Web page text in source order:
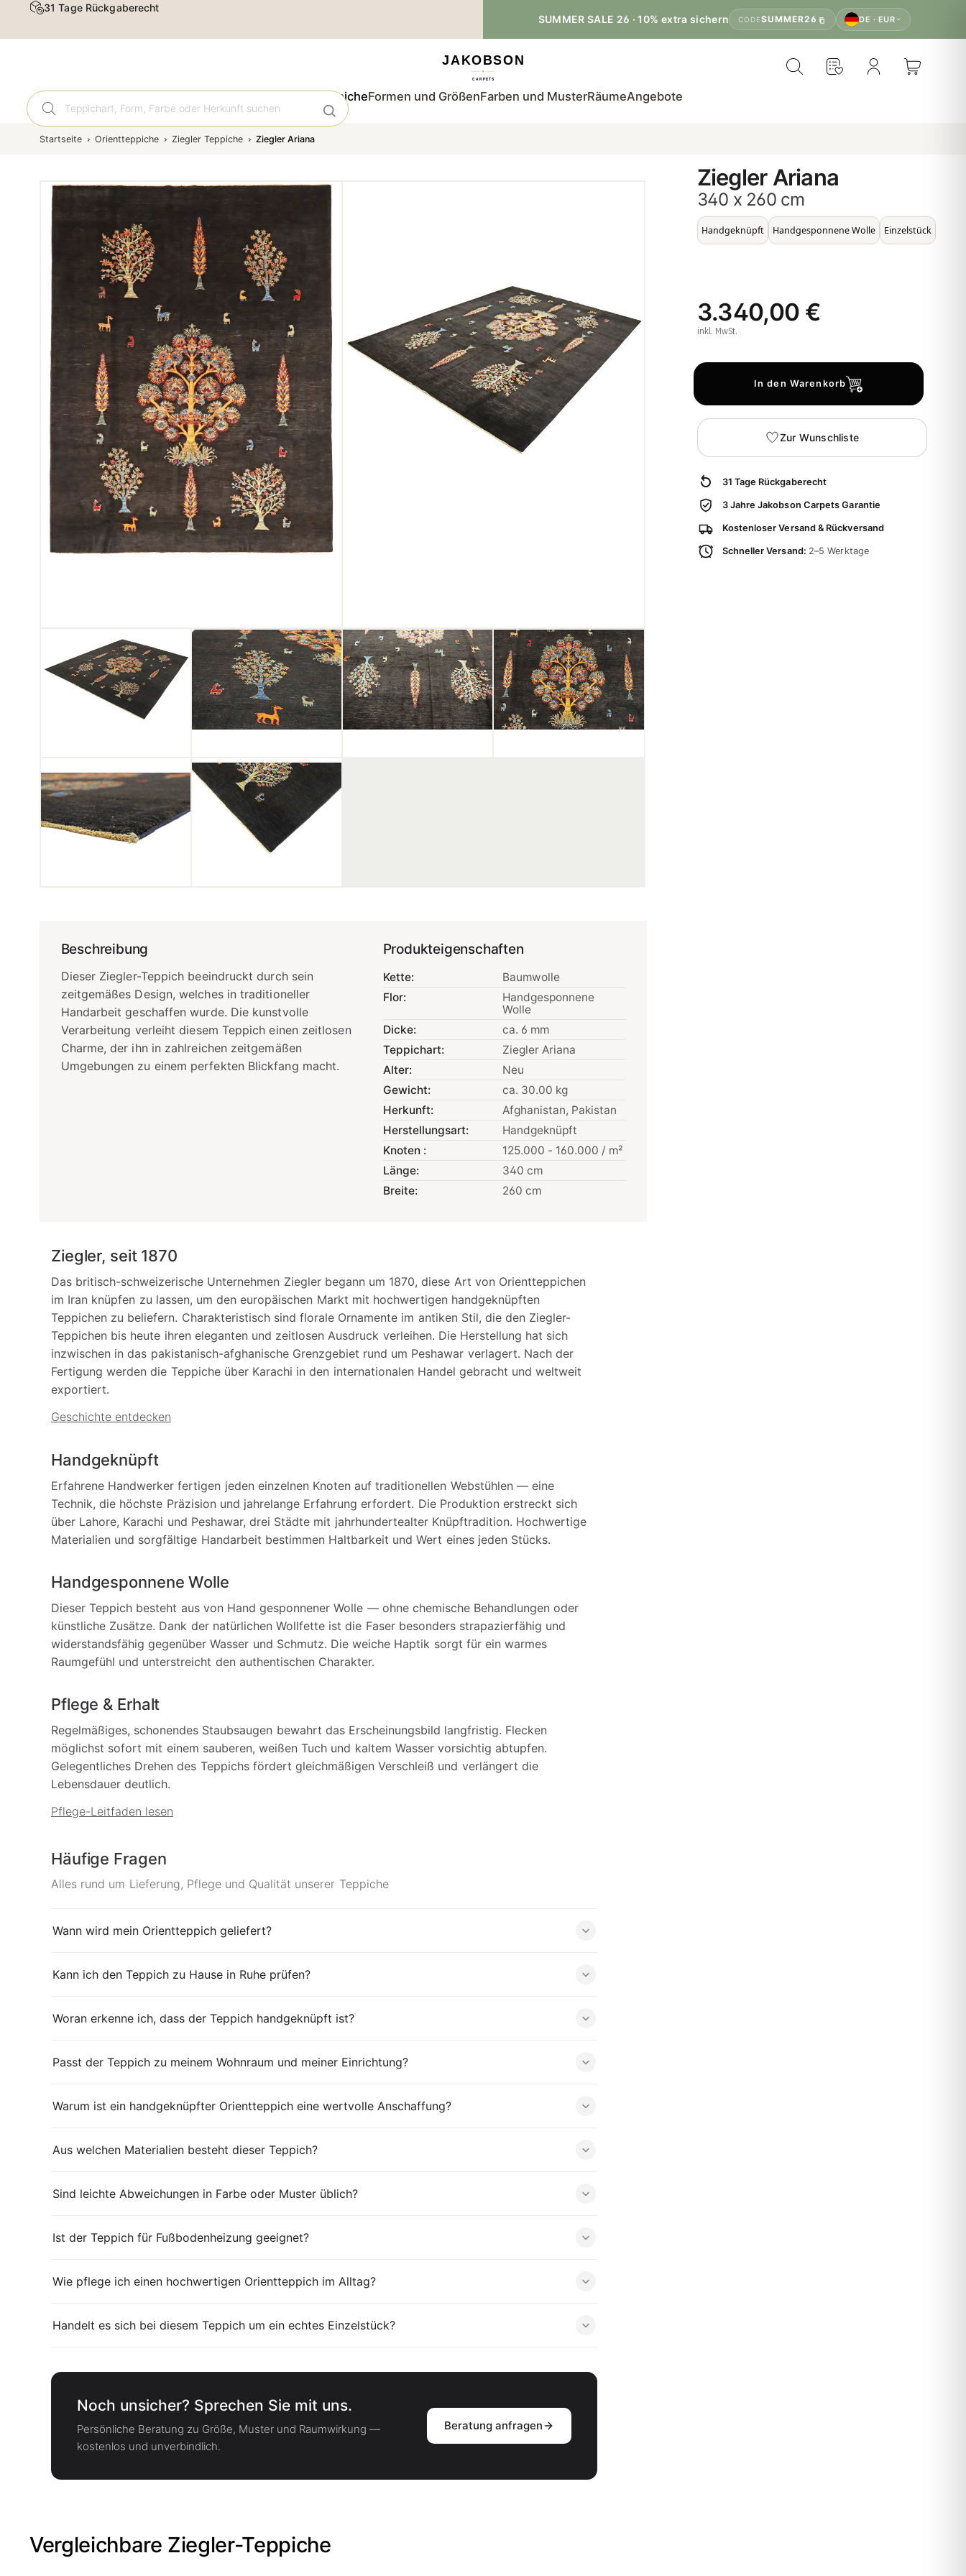
31 Tage Rückgaberecht
SUMMER SALE 26 · 10% extra sichern
CODESUMMER26 DE · EUR
OrientteppicheFormen und GrößenFarben und MusterRäumeAngebote
Startseite Orientteppiche Ziegler Teppiche Ziegler Ariana
Ziegler Ariana
340 x 260 cm
Handgeknüpft Handgesponnene Wolle Einzelstück
3.340,00 €
inkl. MwSt.
In den Warenkorb
Zur Wunschliste
31 Tage Rückgaberecht
3 Jahre Jakobson Carpets Garantie
Kostenloser Versand & Rückversand
Schneller Versand: 2–5 Werktage
Beschreibung
Dieser Ziegler-Teppich beeindruckt durch sein
zeitgemäßes Design, welches in traditioneller
Handarbeit geschaffen wurde. Die kunstvolle
Verarbeitung verleiht diesem Teppich einen zeitlosen
Charme, der ihn in zahlreichen zeitgemäßen
Umgebungen zu einem perfekten Blickfang macht.
Produkteigenschaften
Kette:
Baumwolle
Flor:
Handgesponnene
Wolle
Dicke:
ca. 6 mm
Teppichart:
Ziegler Ariana
Alter:
Neu
Gewicht:
ca. 30.00 kg
Herkunft:
Afghanistan, Pakistan
Herstellungsart:
Handgeknüpft
Knoten :
125.000 - 160.000 / m²
Länge:
340 cm
Breite:
260 cm
Ziegler, seit 1870
Das britisch-schweizerische Unternehmen Ziegler begann um 1870, diese Art von Orientteppichen
im Iran knüpfen zu lassen, um den europäischen Markt mit hochwertigen handgeknüpften
Teppichen zu beliefern. Charakteristisch sind florale Ornamente im antiken Stil, die den Ziegler-
Teppichen bis heute ihren eleganten und zeitlosen Ausdruck verleihen. Die Herstellung hat sich
inzwischen in das pakistanisch-afghanische Grenzgebiet rund um Peshawar verlagert. Nach der
Fertigung werden die Teppiche über Karachi in den internationalen Handel gebracht und weltweit
exportiert.
Geschichte entdecken
Handgeknüpft
Erfahrene Handwerker fertigen jeden einzelnen Knoten auf traditionellen Webstühlen — eine
Technik, die höchste Präzision und jahrelange Erfahrung erfordert. Die Produktion erstreckt sich
über Lahore, Karachi und Peshawar, drei Städte mit jahrhundertealter Knüpftradition. Hochwertige
Materialien und sorgfältige Handarbeit bestimmen Haltbarkeit und Wert eines jeden Stücks.
Handgesponnene Wolle
Dieser Teppich besteht aus von Hand gesponnener Wolle — ohne chemische Behandlungen oder
künstliche Zusätze. Dank der natürlichen Wollfette ist die Faser besonders strapazierfähig und
widerstandsfähig gegenüber Wasser und Schmutz. Die weiche Haptik sorgt für ein warmes
Raumgefühl und unterstreicht den authentischen Charakter.
Pflege & Erhalt
Regelmäßiges, schonendes Staubsaugen bewahrt das Erscheinungsbild langfristig. Flecken
möglichst sofort mit einem sauberen, weißen Tuch und kaltem Wasser vorsichtig abtupfen.
Gelegentliches Drehen des Teppichs fördert gleichmäßigen Verschleiß und verlängert die
Lebensdauer deutlich.
Pflege-Leitfaden lesen
Häufige Fragen
Alles rund um Lieferung, Pflege und Qualität unserer Teppiche
Wann wird mein Orientteppich geliefert?
Kann ich den Teppich zu Hause in Ruhe prüfen?
Woran erkenne ich, dass der Teppich handgeknüpft ist?
Passt der Teppich zu meinem Wohnraum und meiner Einrichtung?
Warum ist ein handgeknüpfter Orientteppich eine wertvolle Anschaffung?
Aus welchen Materialien besteht dieser Teppich?
Sind leichte Abweichungen in Farbe oder Muster üblich?
Ist der Teppich für Fußbodenheizung geeignet?
Wie pflege ich einen hochwertigen Orientteppich im Alltag?
Handelt es sich bei diesem Teppich um ein echtes Einzelstück?
Noch unsicher? Sprechen Sie mit uns.
Persönliche Beratung zu Größe, Muster und Raumwirkung —
kostenlos und unverbindlich.
Beratung anfragen
Vergleichbare Ziegler-Teppiche